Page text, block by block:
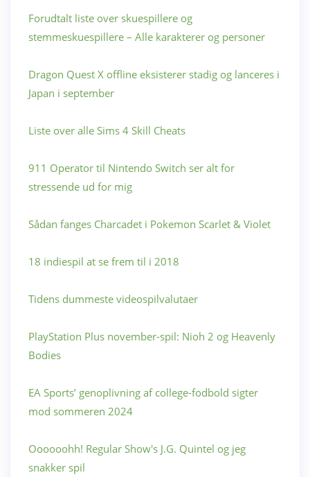
Forudtalt liste over skuespillere og
stemmeskuespillere – Alle karakterer og personer
Dragon Quest X offline eksisterer stadig og lanceres i
Japan i september
Liste over alle Sims 4 Skill Cheats
911 Operator til Nintendo Switch ser alt for
stressende ud for mig
Sådan fanges Charcadet i Pokemon Scarlet & Violet
18 indiespil at se frem til i 2018
Tidens dummeste videospilvalutaer
PlayStation Plus november-spil: Nioh 2 og Heavenly
Bodies
EA Sports’ genoplivning af college-fodbold sigter
mod sommeren 2024
Oooooohh! Regular Show's J.G. Quintel og jeg
snakker spil